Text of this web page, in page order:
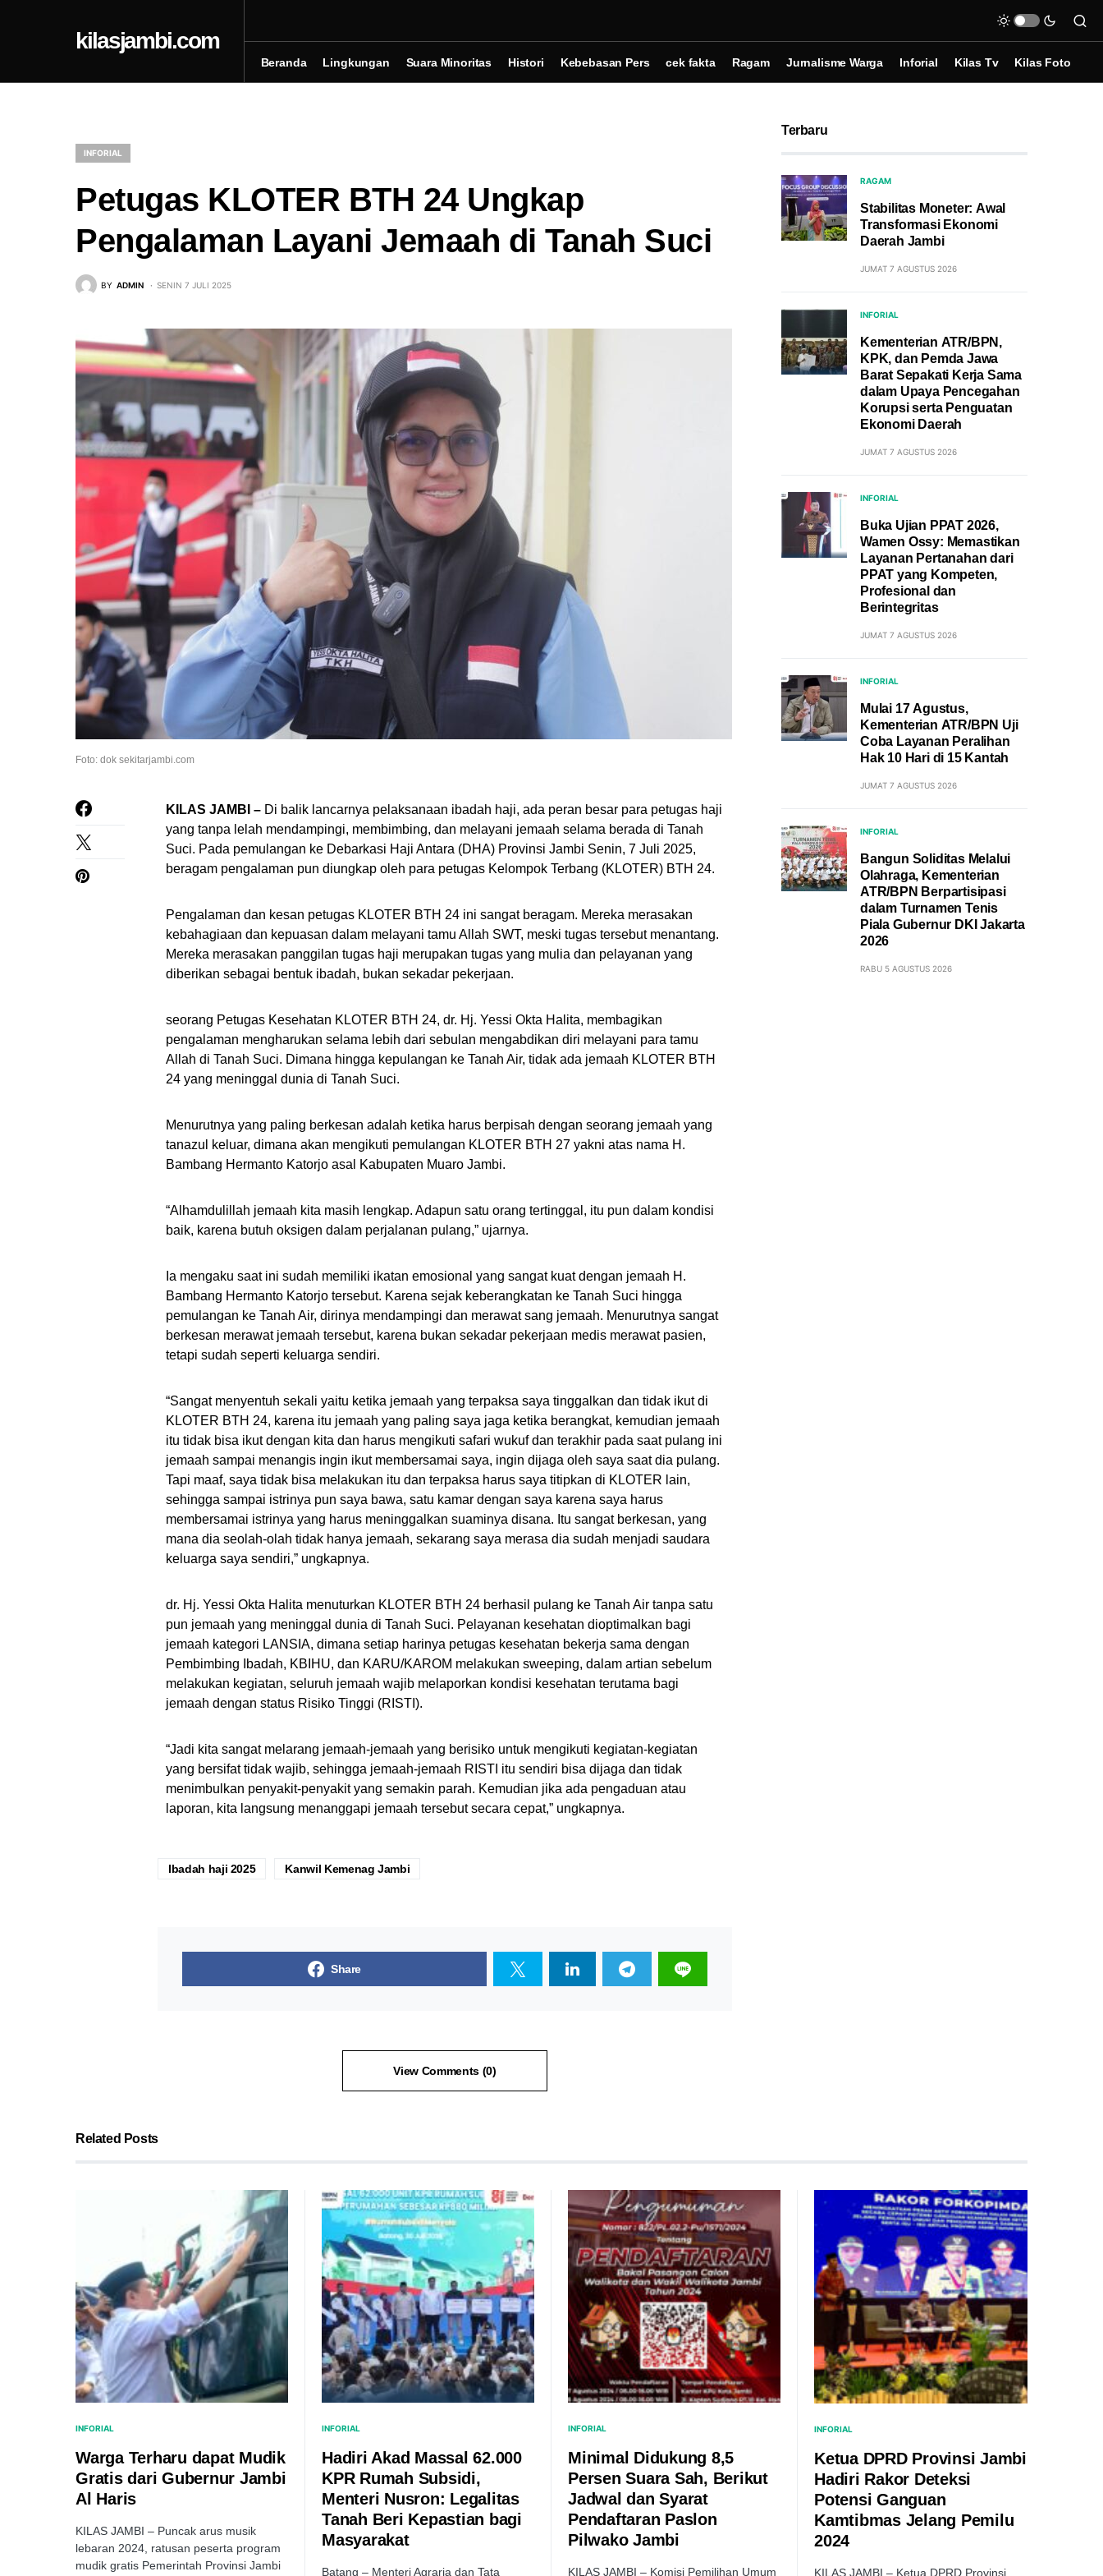
kilasjambi.com
Beranda Lingkungan Suara Minoritas Histori Kebebasan Pers cek fakta Ragam Jurnalisme Warga Inforial Kilas Tv Kilas Foto
INFORIAL
Petugas KLOTER BTH 24 Ungkap
Pengalaman Layani Jemaah di Tanah Suci
BY ADMIN SENIN 7 JULI 2025
Foto: dok sekitarjambi.com
KILAS JAMBI – Di balik lancarnya pelaksanaan ibadah haji, ada peran besar para petugas haji
yang tanpa lelah mendampingi, membimbing, dan melayani jemaah selama berada di Tanah
Suci. Pada pemulangan ke Debarkasi Haji Antara (DHA) Provinsi Jambi Senin, 7 Juli 2025,
beragam pengalaman pun diungkap oleh para petugas Kelompok Terbang (KLOTER) BTH 24.
Pengalaman dan kesan petugas KLOTER BTH 24 ini sangat beragam. Mereka merasakan
kebahagiaan dan kepuasan dalam melayani tamu Allah SWT, meski tugas tersebut menantang.
Mereka merasakan panggilan tugas haji merupakan tugas yang mulia dan pelayanan yang
diberikan sebagai bentuk ibadah, bukan sekadar pekerjaan.
seorang Petugas Kesehatan KLOTER BTH 24, dr. Hj. Yessi Okta Halita, membagikan
pengalaman mengharukan selama lebih dari sebulan mengabdikan diri melayani para tamu
Allah di Tanah Suci. Dimana hingga kepulangan ke Tanah Air, tidak ada jemaah KLOTER BTH
24 yang meninggal dunia di Tanah Suci.
Menurutnya yang paling berkesan adalah ketika harus berpisah dengan seorang jemaah yang
tanazul keluar, dimana akan mengikuti pemulangan KLOTER BTH 27 yakni atas nama H.
Bambang Hermanto Katorjo asal Kabupaten Muaro Jambi.
“Alhamdulillah jemaah kita masih lengkap. Adapun satu orang tertinggal, itu pun dalam kondisi
baik, karena butuh oksigen dalam perjalanan pulang,” ujarnya.
Ia mengaku saat ini sudah memiliki ikatan emosional yang sangat kuat dengan jemaah H.
Bambang Hermanto Katorjo tersebut. Karena sejak keberangkatan ke Tanah Suci hingga
pemulangan ke Tanah Air, dirinya mendampingi dan merawat sang jemaah. Menurutnya sangat
berkesan merawat jemaah tersebut, karena bukan sekadar pekerjaan medis merawat pasien,
tetapi sudah seperti keluarga sendiri.
“Sangat menyentuh sekali yaitu ketika jemaah yang terpaksa saya tinggalkan dan tidak ikut di
KLOTER BTH 24, karena itu jemaah yang paling saya jaga ketika berangkat, kemudian jemaah
itu tidak bisa ikut dengan kita dan harus mengikuti safari wukuf dan terakhir pada saat pulang ini
jemaah sampai menangis ingin ikut membersamai saya, ingin dijaga oleh saya saat dia pulang.
Tapi maaf, saya tidak bisa melakukan itu dan terpaksa harus saya titipkan di KLOTER lain,
sehingga sampai istrinya pun saya bawa, satu kamar dengan saya karena saya harus
membersamai istrinya yang harus meninggalkan suaminya disana. Itu sangat berkesan, yang
mana dia seolah-olah tidak hanya jemaah, sekarang saya merasa dia sudah menjadi saudara
keluarga saya sendiri,” ungkapnya.
dr. Hj. Yessi Okta Halita menuturkan KLOTER BTH 24 berhasil pulang ke Tanah Air tanpa satu
pun jemaah yang meninggal dunia di Tanah Suci. Pelayanan kesehatan dioptimalkan bagi
jemaah kategori LANSIA, dimana setiap harinya petugas kesehatan bekerja sama dengan
Pembimbing Ibadah, KBIHU, dan KARU/KAROM melakukan sweeping, dalam artian sebelum
melakukan kegiatan, seluruh jemaah wajib melaporkan kondisi kesehatan terutama bagi
jemaah dengan status Risiko Tinggi (RISTI).
“Jadi kita sangat melarang jemaah-jemaah yang berisiko untuk mengikuti kegiatan-kegiatan
yang bersifat tidak wajib, sehingga jemaah-jemaah RISTI itu sendiri bisa dijaga dan tidak
menimbulkan penyakit-penyakit yang semakin parah. Kemudian jika ada pengaduan atau
laporan, kita langsung menanggapi jemaah tersebut secara cepat,” ungkapnya.
Ibadah haji 2025 Kanwil Kemenag Jambi
Share
View Comments (0)
Terbaru
RAGAM
Stabilitas Moneter: Awal
Transformasi Ekonomi
Daerah Jambi
JUMAT 7 AGUSTUS 2026
INFORIAL
Kementerian ATR/BPN,
KPK, dan Pemda Jawa
Barat Sepakati Kerja Sama
dalam Upaya Pencegahan
Korupsi serta Penguatan
Ekonomi Daerah
JUMAT 7 AGUSTUS 2026
INFORIAL
Buka Ujian PPAT 2026,
Wamen Ossy: Memastikan
Layanan Pertanahan dari
PPAT yang Kompeten,
Profesional dan
Berintegritas
JUMAT 7 AGUSTUS 2026
INFORIAL
Mulai 17 Agustus,
Kementerian ATR/BPN Uji
Coba Layanan Peralihan
Hak 10 Hari di 15 Kantah
JUMAT 7 AGUSTUS 2026
INFORIAL
Bangun Soliditas Melalui
Olahraga, Kementerian
ATR/BPN Berpartisipasi
dalam Turnamen Tenis
Piala Gubernur DKI Jakarta
2026
RABU 5 AGUSTUS 2026
Related Posts
INFORIAL
Warga Terharu dapat Mudik
Gratis dari Gubernur Jambi
Al Haris
KILAS JAMBI – Puncak arus musik
lebaran 2024, ratusan peserta program
mudik gratis Pemerintah Provinsi Jambi
INFORIAL
Hadiri Akad Massal 62.000
KPR Rumah Subsidi,
Menteri Nusron: Legalitas
Tanah Beri Kepastian bagi
Masyarakat
Batang – Menteri Agraria dan Tata
INFORIAL
Minimal Didukung 8,5
Persen Suara Sah, Berikut
Jadwal dan Syarat
Pendaftaran Paslon
Pilwako Jambi
KILAS JAMBI – Komisi Pemilihan Umum
INFORIAL
Ketua DPRD Provinsi Jambi
Hadiri Rakor Deteksi
Potensi Ganguan
Kamtibmas Jelang Pemilu
2024
KILAS JAMBI – Ketua DPRD Provinsi